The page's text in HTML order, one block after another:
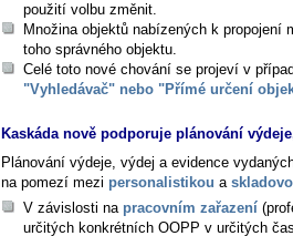
použití volbu změnit.
Množina objektů nabízených k propojení
toho správného objektu.
Celé toto nové chování se projeví v
"Vyhledávač" nebo "Přímé určení
Kaskáda nově podporuje plánování
Plánování výdeje, výdej a evidence
na pomezí mezi personalistikou a
V závislosti na pracovním zařazení
určitých konkrétních OOPP v určitých